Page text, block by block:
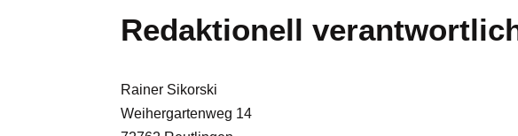
Redaktionell
Rainer Sikorski
Weihergartenweg 14